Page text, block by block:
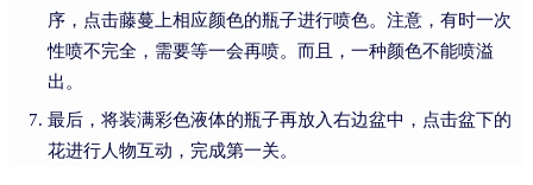
序，点击藤蔓上相应颜色的瓶子进行喷色。注意，有时一次
性喷不完全，需要等一会再喷。而且，一种颜色不能喷溢
出。
最后，将装满彩色液体的瓶子再放入右边盆中，点击盆下的
花进行人物互动，完成第一关。